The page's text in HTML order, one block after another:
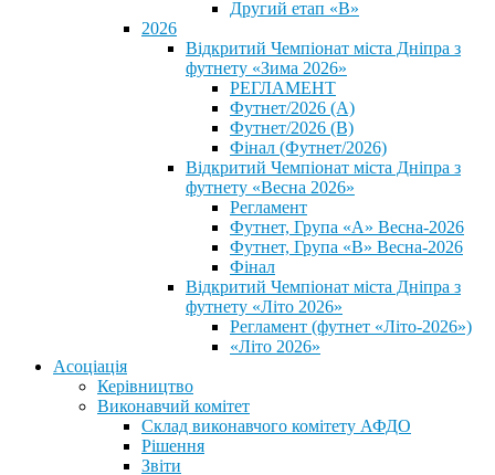
Другий етап «В»
2026
Відкритий Чемпіонат міста Дніпра з
футнету «Зима 2026»
РЕГЛАМЕНТ
Футнет/2026 (А)
Футнет/2026 (В)
Фінал (Футнет/2026)
Відкритий Чемпіонат міста Дніпра з
футнету «Весна 2026»
Регламент
Футнет, Група «А» Весна-2026
Футнет, Група «В» Весна-2026
Фінал
Відкритий Чемпіонат міста Дніпра з
футнету «Літо 2026»
Регламент (футнет «Літо-2026»)
«Літо 2026»
Асоціація
Керівництво
Виконавчий комітет
Склад виконавчого комітету АФДО
Рішення
Звіти